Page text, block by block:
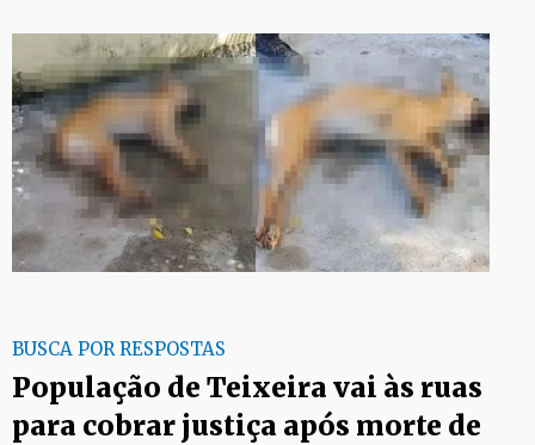
BUSCA POR RESPOSTAS
População de Teixeira vai às ruas
para cobrar justiça após morte de